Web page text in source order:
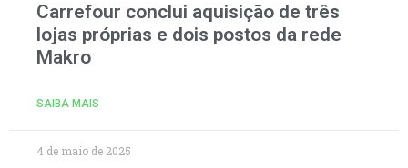
Carrefour conclui aquisição de três
lojas próprias e dois postos da rede
Makro
SAIBA MAIS
4 de maio de 2025